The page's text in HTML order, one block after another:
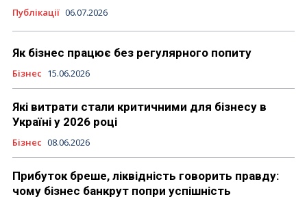
Публікації 06.07.2026
Як бізнес працює без регулярного попиту
Бізнес 15.06.2026
Які витрати стали критичними для бізнесу в
Україні у 2026 році
Бізнес 08.06.2026
Прибуток бреше, ліквідність говорить правду:
чому бізнес банкрут попри успішність